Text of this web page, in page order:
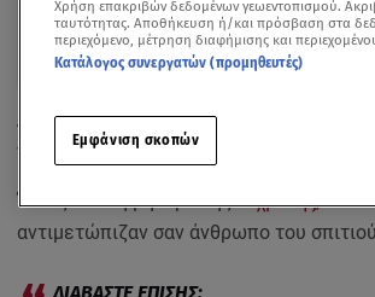
Add
Aποτροπιασμό προκαλούν οι
προπονητή βόλεϊ στη
Όπως λέει η μητέρα της14χρονης, που
αντιμετώπιζαν σαν άνθρωπο του
Χρήση επακριβών δεδομένων γεωεντοπισμού.
ταυτότητας. Αποθήκευση ή/και πρόσβαση στα
περιεχόμενο, μέτρηση διαφήμισης και
Κατάλογος συνεργατών (προμηθευτές)
Εμφάνιση σκοπών